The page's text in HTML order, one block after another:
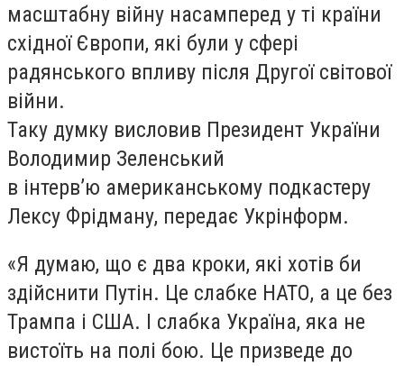
масштабну війну насамперед у ті країни
східної Європи, які були у сфері
радянського впливу після Другої світової
війни.
Таку думку висловив Президент України
Володимир Зеленський
в інтерв’ю американському подкастеру
Лексу Фрідману, передає Укрінформ.
«Я думаю, що є два кроки, які хотів би
здійснити Путін. Це слабке НАТО, а це без
Трампа і США. І слабка Україна, яка не
вистоїть на полі бою. Це призведе до